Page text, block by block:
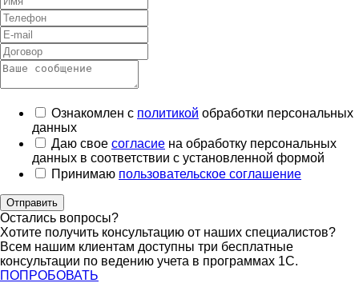
Ознакомлен с политикой обработки персональных
данных
Даю свое согласие на обработку персональных
данных в соответствии с установленной формой
Принимаю пользовательское соглашение
Отправить
Остались вопросы?
Хотите получить консультацию от наших специалистов?
Всем нашим клиентам доступны три бесплатные
консультации по ведению учета в программах 1С.
ПОПРОБОВАТЬ